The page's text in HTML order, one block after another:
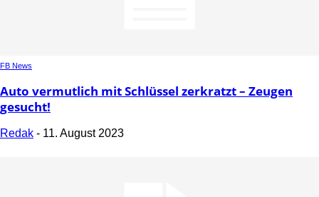
FB News
Auto vermutlich mit Schlüssel zerkratzt – Zeugen
gesucht!
Redak - 11. August 2023